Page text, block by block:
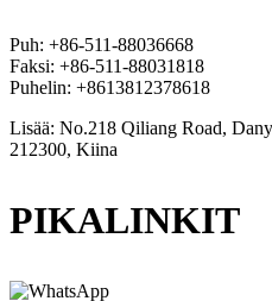
Puh: +86-511-88036668
Faksi: +86-511-88031818
Puhelin: +8613812378618
Lisää: No.218 Qiliang Road,
212300, Kiina
PIKALINKIT